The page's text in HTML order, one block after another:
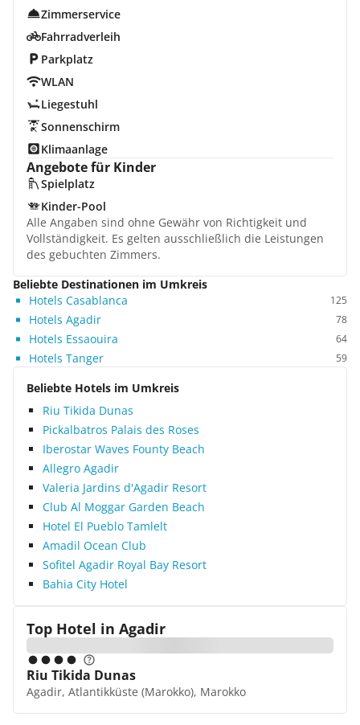
Zimmerservice
Fahrradverleih
Parkplatz
WLAN
Liegestuhl
Sonnenschirm
Klimaanlage
Angebote für Kinder
Spielplatz
Kinder-Pool
Alle Angaben sind ohne Gewähr von Richtigkeit und
Vollständigkeit. Es gelten ausschließlich die Leistungen
des gebuchten Zimmers.
Beliebte Destinationen im Umkreis
Hotels Casablanca
125
Hotels Agadir 78
Hotels Essaouira 64
Hotels Tanger 59
Beliebte Hotels im Umkreis
Riu Tikida Dunas
Pickalbatros Palais des Roses
Iberostar Waves Founty Beach
Allegro Agadir
Valeria Jardins d'Agadir Resort
Club Al Moggar Garden Beach
Hotel El Pueblo Tamlelt
Amadil Ocean Club
Sofitel Agadir Royal Bay Resort
Bahia City Hotel
Top Hotel in Agadir
Riu Tikida Dunas
Agadir, Atlantikküste (Marokko), Marokko